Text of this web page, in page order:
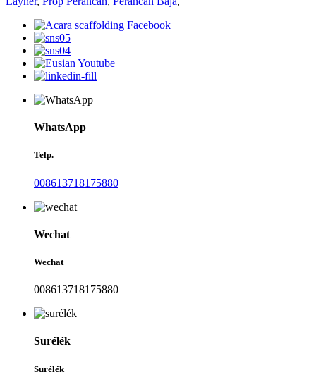
WhatsApp
Telp.
008613718175880
Wechat
Wechat
008613718175880
Surélék
Surélék